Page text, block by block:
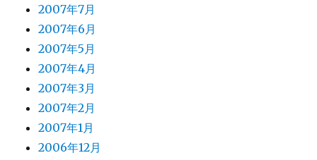
2007年7月
2007年6月
2007年5月
2007年4月
2007年3月
2007年2月
2007年1月
2006年12月